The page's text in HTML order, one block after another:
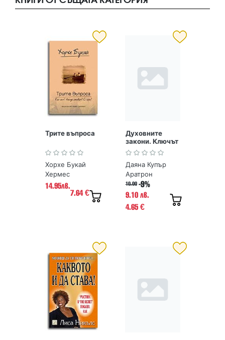
Трите въпроса
Хорхе Букай
Хермес
14.95лв.
7.64€
Духовните
закони. Ключът
към небето
Даяна Купър
Аратрон
10.00 -9%
9.10 лв.
4.65 €